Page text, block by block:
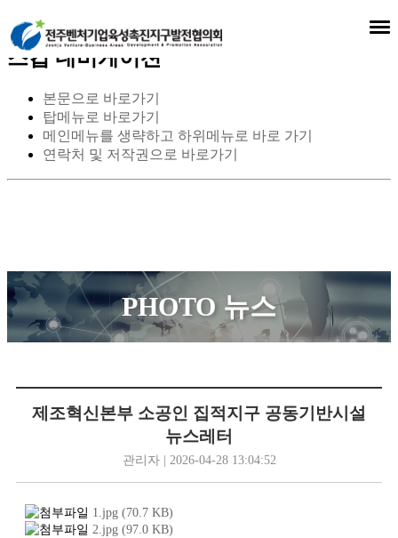
스킵 네비게이션
본문으로 바로가기
탑메뉴로 바로가기
메인메뉴를 생략하고 하위메뉴로 바로 가기
연락처 및 저작권으로 바로가기
PHOTO 뉴스
제조혁신본부 소공인 집적지구 공동기반시설
뉴스레터
관리자 | 2026-04-28 13:04:52
1.jpg (70.7 KB)
2.jpg (97.0 KB)